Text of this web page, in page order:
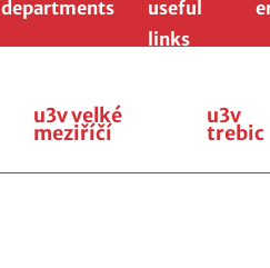
departments
useful
links
u3v velké
meziříčí
u3v
trebic